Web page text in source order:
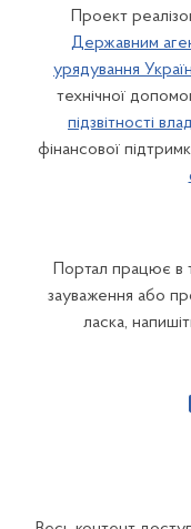
Проект
Державним
урядування
технічної
підзвітності
фінансової
Портал працює
зауваження або
ласка,